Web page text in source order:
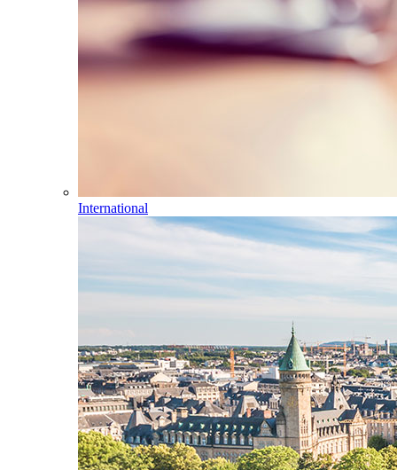
International